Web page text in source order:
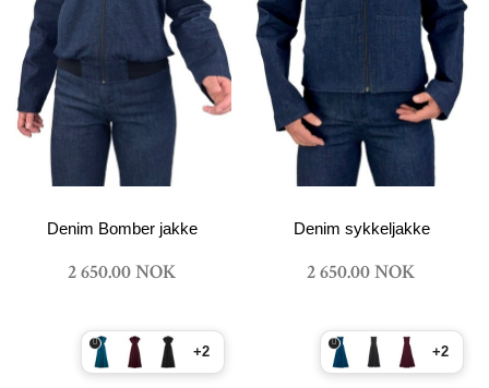
Denim Bomber jakke
2 650.00 NOK
Denim sykkeljakke
2 650.00 NOK
+2 +2